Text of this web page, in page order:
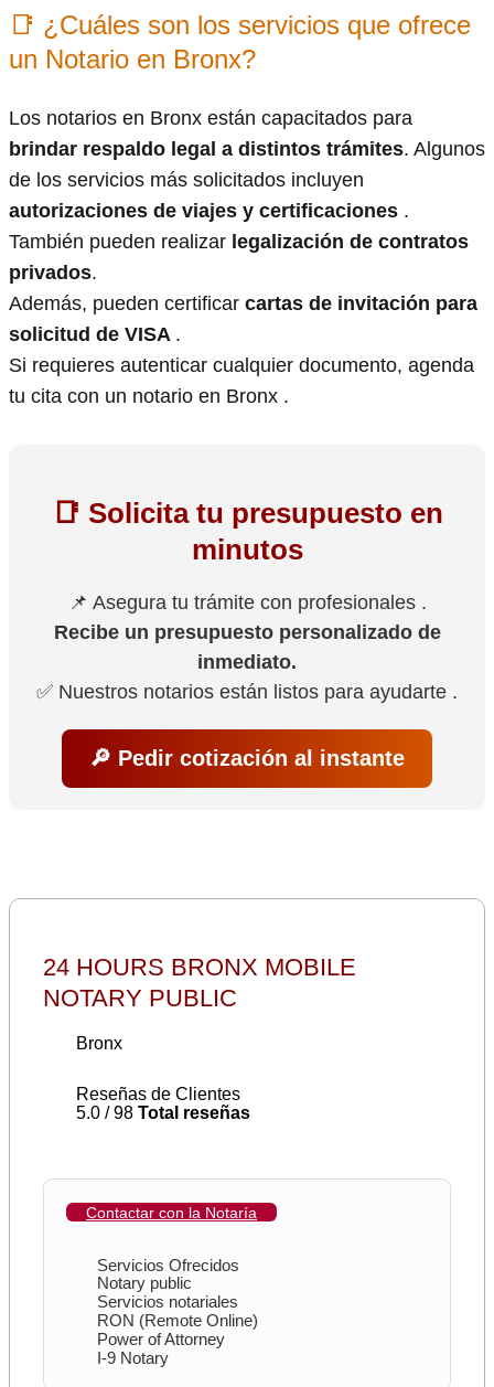
📑 ¿Cuáles son los servicios que ofrece
un Notario en Bronx?
Los notarios en Bronx están capacitados para
brindar respaldo legal a distintos trámites. Algunos
de los servicios más solicitados incluyen
autorizaciones de viajes y certificaciones .
También pueden realizar legalización de contratos
privados.
Además, pueden certificar cartas de invitación para
solicitud de VISA .
Si requieres autenticar cualquier documento, agenda
tu cita con un notario en Bronx .
📑 Solicita tu presupuesto en
minutos
📌 Asegura tu trámite con profesionales .
Recibe un presupuesto personalizado de
inmediato.
✅ Nuestros notarios están listos para ayudarte .
🔎 Pedir cotización al instante
24 HOURS BRONX MOBILE
NOTARY PUBLIC
Bronx
Reseñas de Clientes
5.0 / 98 Total reseñas
Contactar con la Notaría
Servicios Ofrecidos
Notary public
Servicios notariales
RON (Remote Online)
Power of Attorney
I-9 Notary